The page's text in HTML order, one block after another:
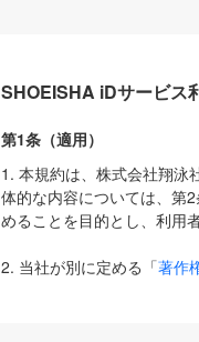
SHOEISHA iDサービス
第1条（適用）
1. 本規約は、株式会社翔泳
体的な内容については、第
めることを目的とし、利用
2. 当社が別に定める「著作